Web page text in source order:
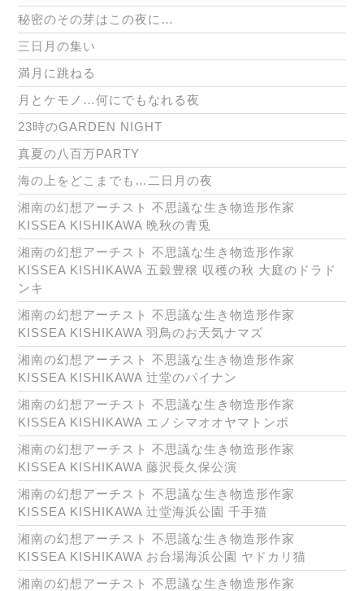
秘密のその芽はこの夜に…
三日月の集い
満月に跳ねる
月とケモノ…何にでもなれる夜
23時のGARDEN NIGHT
真夏の八百万PARTY
海の上をどこまでも…二日月の夜
湘南の幻想アーチスト 不思議な生き物造形作家
KISSEA KISHIKAWA 晩秋の青兎
湘南の幻想アーチスト 不思議な生き物造形作家
KISSEA KISHIKAWA 五穀豊穣 収穫の秋 大庭のドラド
ンキ
湘南の幻想アーチスト 不思議な生き物造形作家
KISSEA KISHIKAWA 羽鳥のお天気ナマズ
湘南の幻想アーチスト 不思議な生き物造形作家
KISSEA KISHIKAWA 辻堂のパイナン
湘南の幻想アーチスト 不思議な生き物造形作家
KISSEA KISHIKAWA エノシマオオヤマトンボ
湘南の幻想アーチスト 不思議な生き物造形作家
KISSEA KISHIKAWA 藤沢長久保公演
湘南の幻想アーチスト 不思議な生き物造形作家
KISSEA KISHIKAWA 辻堂海浜公園 千手猫
湘南の幻想アーチスト 不思議な生き物造形作家
KISSEA KISHIKAWA お台場海浜公園 ヤドカリ猫
湘南の幻想アーチスト 不思議な生き物造形作家